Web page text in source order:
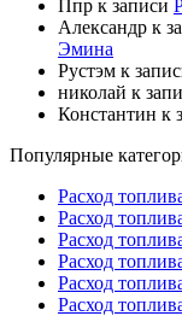
Ппр к записи
Александр к
Эмина
Рустэм к
николай к
Константин к
Популярные
Расход
Расход
Расход
Расход
Расход
Расход